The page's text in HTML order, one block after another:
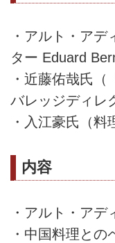
・アルト・アデ
ター Eduard
・近藤佑哉氏
バレッジディレ
・入江豪氏（料
内容
・アルト・アデ
・中国料理との